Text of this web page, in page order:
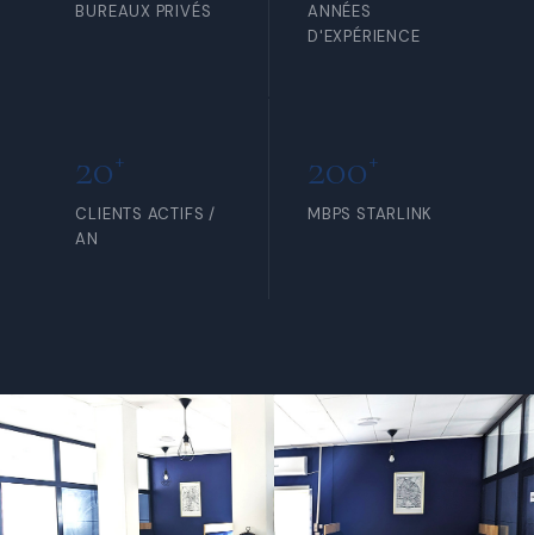
BUREAUX PRIVÉS
ANNÉES
D'EXPÉRIENCE
20+
CLIENTS ACTIFS /
AN
200+
MBPS STARLINK